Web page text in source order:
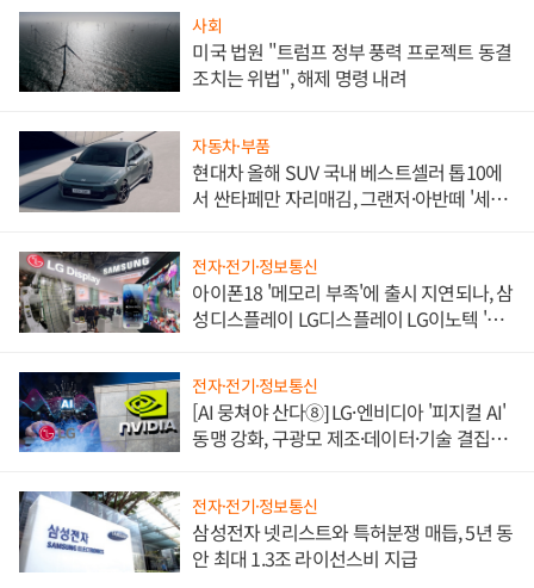
사회
미국 법원 "트럼프 정부 풍력 프로젝트 동결
조치는 위법", 해제 명령 내려
자동차·부품
현대차 올해 SUV 국내 베스트셀러 톱10에
서 싼타페만 자리매김, 그랜저·아반떼 '세단
전자·전기·정보통신
아이폰18 '메모리 부족'에 출시 지연되나, 삼
성디스플레이 LG디스플레이 LG이노텍 '탈
전자·전기·정보통신
[AI 뭉쳐야 산다⑧] LG·엔비디아 '피지컬 AI'
동맹 강화, 구광모 제조·데이터·기술 결집
전자·전기·정보통신
삼성전자 넷리스트와 특허분쟁 매듭, 5년 동
안 최대 1.3조 라이선스비 지급